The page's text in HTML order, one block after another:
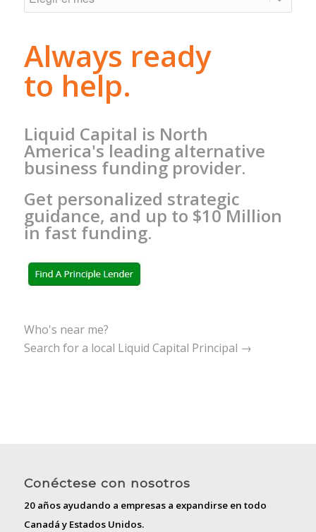
Always ready
to help.
Liquid Capital is North
America's leading alternative
business funding provider.
Get personalized strategic
guidance, and up to $10 Million
in fast funding.
Who's near me?
Search for a local Liquid Capital Principal →
Conéctese con nosotros
20 años ayudando a empresas a expandirse en todo
Canadá y Estados Unidos.